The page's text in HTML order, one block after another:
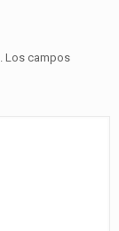
Los campos